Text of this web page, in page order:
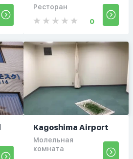
Ресторан
0
Kagoshima Airport
Молельная
комната